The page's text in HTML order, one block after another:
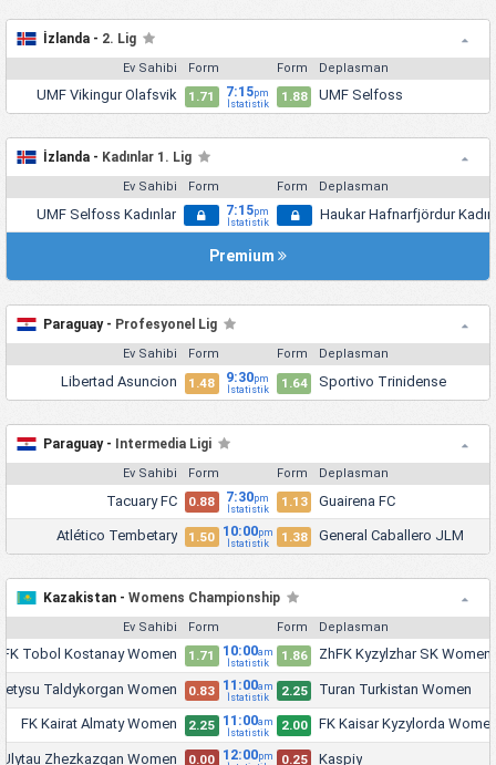
İzlanda - 2. Lig
Ev Sahibi Form Form Deplasman
UMF Vikingur Olafsvik 1.71 7:15pm
İstatistik
1.88 UMF Selfoss
İzlanda - Kadınlar 1. Lig
Ev Sahibi Form Form Deplasman
UMF Selfoss Kadınlar 7:15pm
İstatistik
Haukar Hafnarfjördur
Premium
Paraguay - Profesyonel Lig
Ev Sahibi Form Form Deplasman
Libertad Asuncion 1.48 9:30pm
İstatistik
1.64 Sportivo Trinidense
Paraguay - Intermedia Ligi
Ev Sahibi Form Form Deplasman
Tacuary FC 0.88 7:30pm
İstatistik
1.13 Guairena FC
Atlético Tembetary 1.50 10:00pm
İstatistik
1.38 General Caballero JLM
Kazakistan - Womens Championship
Ev Sahibi Form Form Deplasman
FK Tobol Kostanay Women 1.71 10:00am
İstatistik
1.86 ZhFK Kyzylzhar SK Women
Taldykorgan Women 0.83 11:00am
İstatistik
2.25 Turan Turkistan Women
FK Kairat Almaty Women 2.25 11:00am
İstatistik
2.00 FK Kaisar Kyzylorda
Ulytau Zhezkazgan Women 0.00 12:00pm
0.25 Kaspiy